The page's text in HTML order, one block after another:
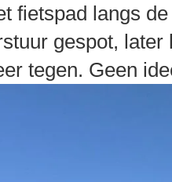
fietspad langs
gespot,
tegen. Geen